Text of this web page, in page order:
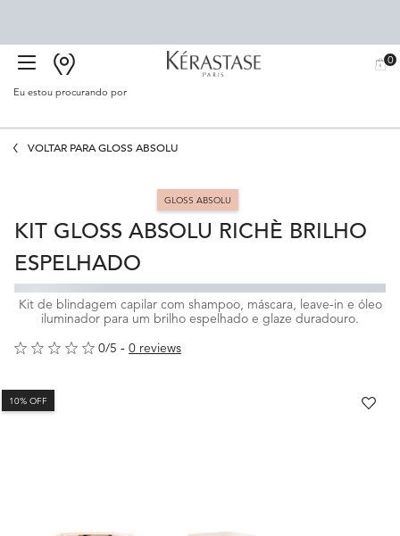
BUSCAR
MEU
0
0
Eu estou procurando por
VOLTAR PARA GLOSS ABSOLU
GLOSS ABSOLU
KIT GLOSS ABSOLU RICHÈ BRILHO
ESPELHADO
Kit de blindagem capilar com shampoo, máscara, leave-in e óleo
iluminador para um brilho espelhado e glaze duradouro.
0/5
0 reviews
10% OFF